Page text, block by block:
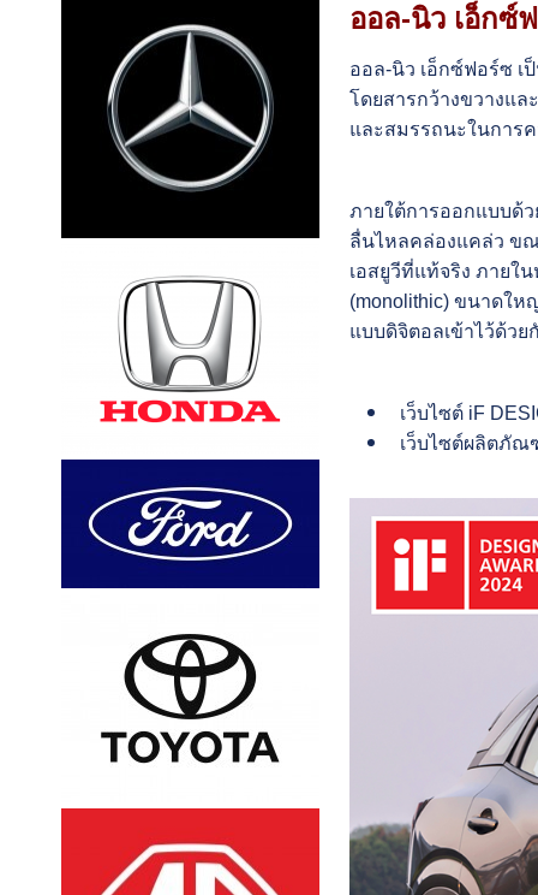
ออล-นิว เอ็กซ์
ออล-นิว เอ็กซ์ฟอร์ซ เ
โดยสารกว้างขวางแ
และสมรรถนะในการ
ภายใต้การออกแบบด้
ลื่นไหลคล่องแคล่ว ข
เอสยูวีที่แท้จริง ภายใ
(monolithic) ขนาดให
แบบดิจิตอลเข้าไว้ด้วย
เว็บไซต์ iF
เว็บไซต์ผลิตภั